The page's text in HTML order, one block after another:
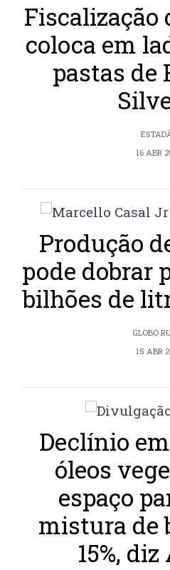
Fiscalização
coloca em
pastas de
16 ABR
Produção
pode dobrar
bilhões de
GLOBO
15 ABR
Declínio
óleos
espaço
mistura de
15%,